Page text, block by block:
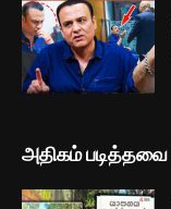
அதிகம் படித்தவை